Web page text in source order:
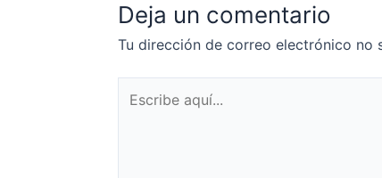
Deja un comentario
Tu dirección de correo electrónico no